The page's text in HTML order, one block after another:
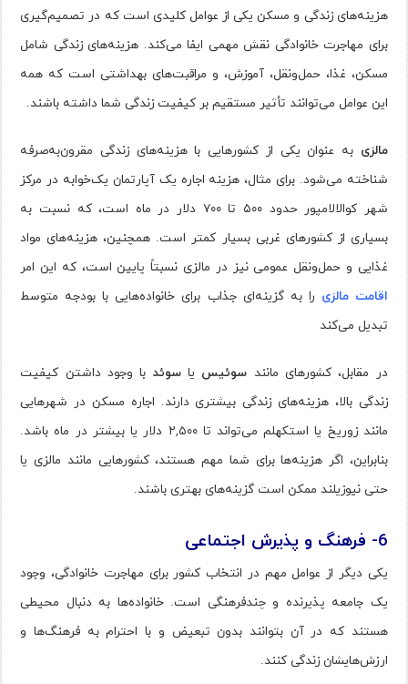
هزینه‌های زندگی و مسکن یکی از عوامل کلیدی است که در تصمیم‌گیری
برای مهاجرت خانوادگی نقش مهمی ایفا می‌کند. هزینه‌های زندگی شامل
مسکن، غذا، حمل‌ونقل، آموزش، و مراقبت‌های بهداشتی است که همه
این عوامل می‌توانند تأثیر مستقیم بر کیفیت زندگی شما داشته باشند.
مالزی به عنوان یکی از کشورهایی با هزینه‌های زندگی مقرون‌به‌صرفه
شناخته می‌شود. برای مثال، هزینه اجاره یک آپارتمان یک‌خوابه در مرکز
شهر کوالالامپور حدود ۵۰۰ تا ۷۰۰ دلار در ماه است، که نسبت به
بسیاری از کشورهای غربی بسیار کمتر است. همچنین، هزینه‌های مواد
غذایی و حمل‌ونقل عمومی نیز در مالزی نسبتاً پایین است، که این امر
اقامت مالزی را به گزینه‌ای جذاب برای خانواده‌هایی با بودجه متوسط
تبدیل می‌کند​
در مقابل، کشورهای مانند سوئیس یاسوئد با وجود داشتن کیفیت
زندگی بالا، هزینه‌های زندگی بیشتری دارند. اجاره مسکن در شهرهایی
مانند زوریخ یا استکهلم می‌تواند تا ۲,۵۰۰ دلار یا بیشتر در ماه باشد​.
بنابراین، اگر هزینه‌ها برای شما مهم هستند، کشورهایی مانند مالزی یا
حتی نیوزیلند ممکن است گزینه‌های بهتری باشند.
6- فرهنگ و پذیرش اجتماعی
یکی دیگر از عوامل مهم در انتخاب کشور برای مهاجرت خانوادگی، وجود
یک جامعه پذیرنده و چندفرهنگی است. خانواده‌ها به دنبال محیطی
هستند که در آن بتوانند بدون تبعیض و با احترام به فرهنگ‌ها و
ارزش‌هایشان زندگی کنند.